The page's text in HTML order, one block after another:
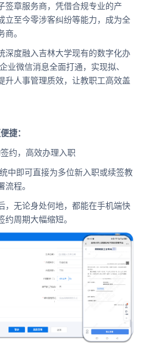
签章服务商，凭借合规专业的产
立至今零涉客纠纷等能力，成为全
。
深度融入吉林大学现有的数字化办
业微信消息全面打通，实现拟、
升人事管理质效，让教职工高效盖
捷：
约，高效办理入职
中即可直接为多位新入职或续签教
程。
，无论身处何地，都能在手机端快
周期大幅缩短。